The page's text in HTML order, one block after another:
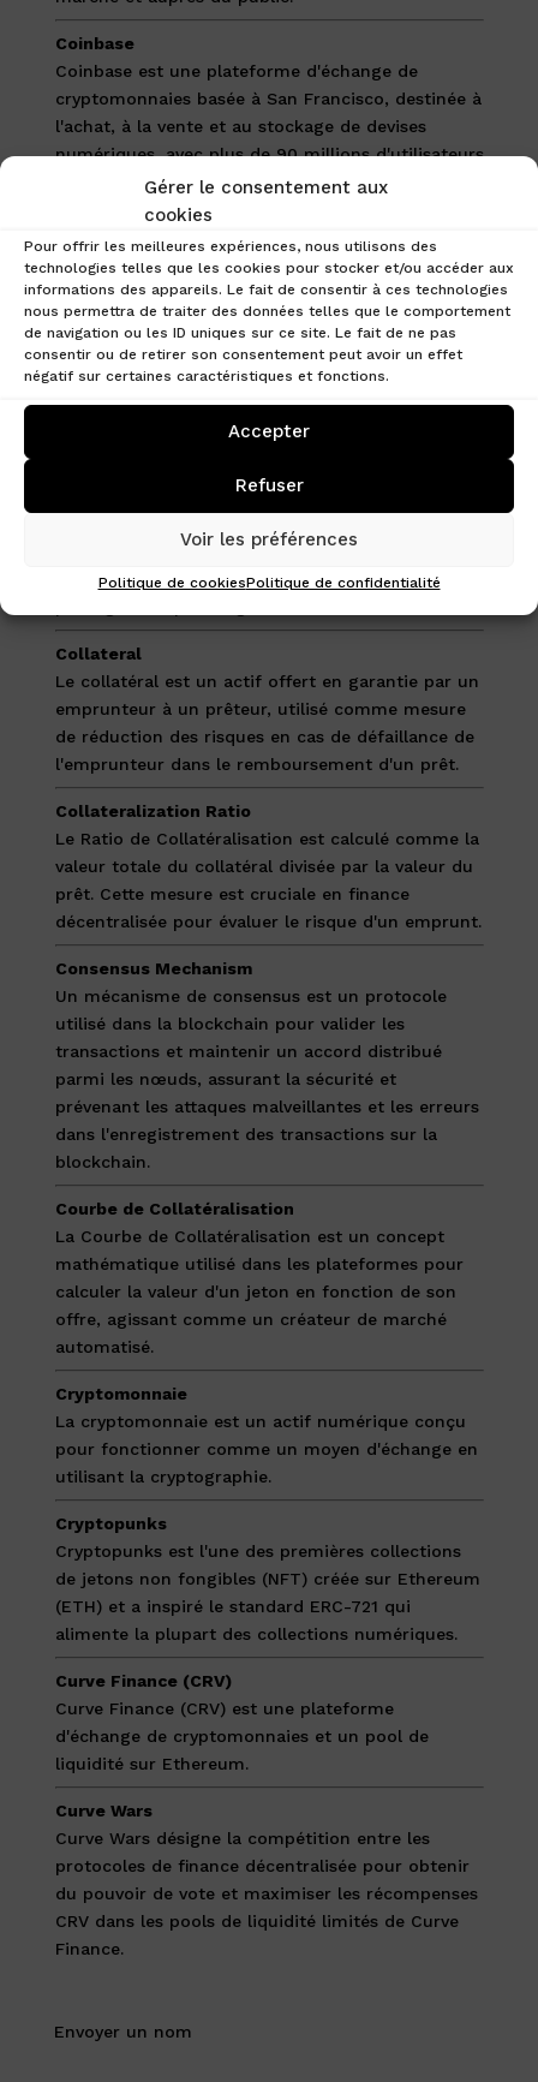
Gérer le consentement aux
cookies
Pour offrir les meilleures expériences, nous utilisons des
technologies telles que les cookies pour stocker et/ou accéder aux
informations des appareils. Le fait de consentir à ces technologies
nous permettra de traiter des données telles que le comportement
de navigation ou les ID uniques sur ce site. Le fait de ne pas
consentir ou de retirer son consentement peut avoir un effet
négatif sur certaines caractéristiques et fonctions.
Accepter
Refuser
Voir les préférences
Politique de cookiesPolitique de confidentialité
Coinbase
Coinbase est une plateforme d'échange de
cryptomonnaies basée à San Francisco, destinée à
l'achat, à la vente et au stockage de devises
numériques, avec plus de 90 millions d'utilisateurs
dans le monde.
CoinDesk est une source d'information de premier
plan dans le domaine des cryptomonnaies, créé
en 2013 elle fournit des mises à jour en temps
réel, des rapports approfondis et des données de
marché essentielles, et organise également des
Un cold wallet est une solution de stockage hors
minimisant les risques d'accès non autorisés et
protégeant des menaces en ligne telles que le
Collateral
Le collatéral est un actif offert en garantie par un
emprunteur à un prêteur, utilisé comme mesure
de réduction des risques en cas de défaillance de
l'emprunteur dans le remboursement d'un prêt.
Collateralization Ratio
Le Ratio de Collatéralisation est calculé comme la
valeur totale du collatéral divisée par la valeur du
prêt. Cette mesure est cruciale en finance
décentralisée pour évaluer le risque d'un emprunt.
Consensus Mechanism
Un mécanisme de consensus est un protocole
utilisé dans la blockchain pour valider les
transactions et maintenir un accord distribué
parmi les nœuds, assurant la sécurité et
prévenant les attaques malveillantes et les erreurs
dans l'enregistrement des transactions sur la
blockchain.
Courbe de Collatéralisation
La Courbe de Collatéralisation est un concept
mathématique utilisé dans les plateformes pour
calculer la valeur d'un jeton en fonction de son
offre, agissant comme un créateur de marché
automatisé.
Cryptomonnaie
La cryptomonnaie est un actif numérique conçu
pour fonctionner comme un moyen d'échange en
utilisant la cryptographie.
Cryptopunks
Cryptopunks est l'une des premières collections
de jetons non fongibles (NFT) créée sur Ethereum
(ETH) et a inspiré le standard ERC-721 qui
alimente la plupart des collections numériques.
Curve Finance (CRV)
Curve Finance (CRV) est une plateforme
d'échange de cryptomonnaies et un pool de
liquidité sur Ethereum.
Curve Wars
Curve Wars désigne la compétition entre les
protocoles de finance décentralisée pour obtenir
du pouvoir de vote et maximiser les récompenses
CRV dans les pools de liquidité limités de Curve
Finance.
Envoyer un nom